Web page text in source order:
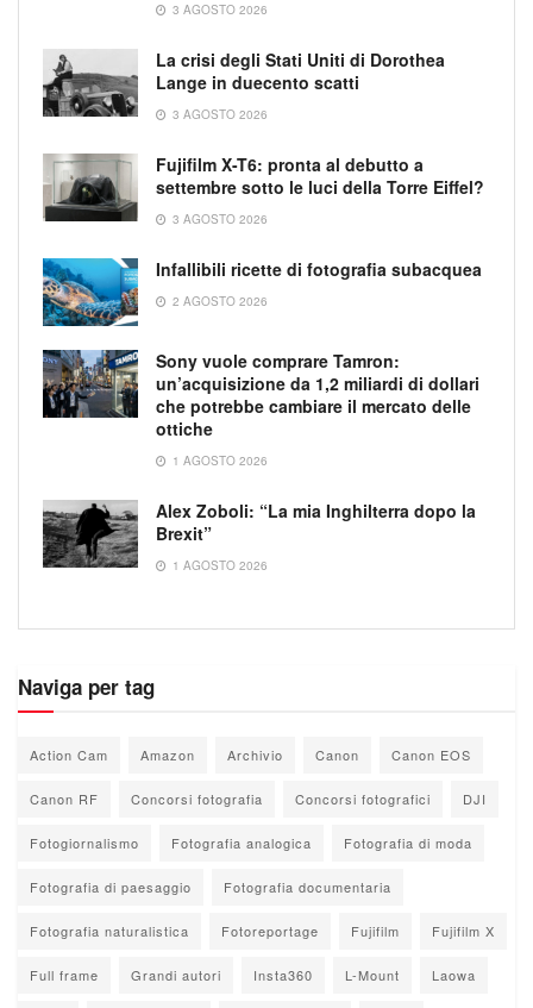
3 AGOSTO 2026
La crisi degli Stati Uniti di Dorothea
Lange in duecento scatti
3 AGOSTO 2026
Fujifilm X-T6: pronta al debutto a
settembre sotto le luci della Torre Eiffel?
3 AGOSTO 2026
Infallibili ricette di fotografia subacquea
2 AGOSTO 2026
Sony vuole comprare Tamron:
un’acquisizione da 1,2 miliardi di dollari
che potrebbe cambiare il mercato delle
ottiche
1 AGOSTO 2026
Alex Zoboli: “La mia Inghilterra dopo la
Brexit”
1 AGOSTO 2026
Naviga per tag
Action Cam Amazon Archivio Canon Canon EOS
Canon RF Concorsi fotografia Concorsi fotografici DJI
Fotogiornalismo Fotografia analogica Fotografia di moda
Fotografia di paesaggio Fotografia documentaria
Fotografia naturalistica Fotoreportage Fujifilm Fujifilm X
Full frame Grandi autori Insta360 L-Mount Laowa